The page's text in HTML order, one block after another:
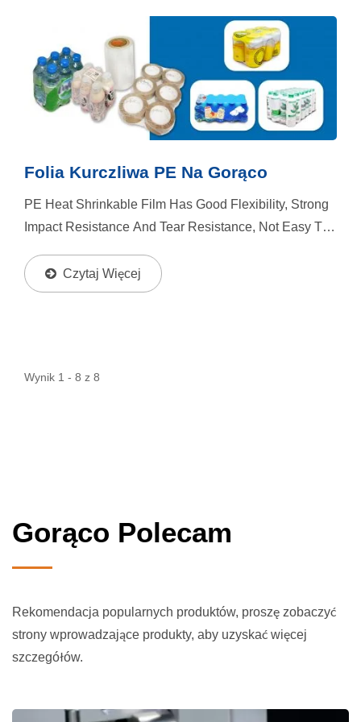
Folia Kurczliwa PE Na Gorąco
PE Heat Shrinkable Film Has Good Flexibility, Strong
Impact Resistance And Tear Resistance, Not Easy To
Benison Provides Various Types Of PE Heat
Shrinkable...
Czytaj Więcej
Wynik 1 - 8 z 8
Gorąco Polecam
Rekomendacja popularnych produktów, proszę zobaczyć
strony wprowadzające produkty, aby uzyskać więcej
szczegółów.